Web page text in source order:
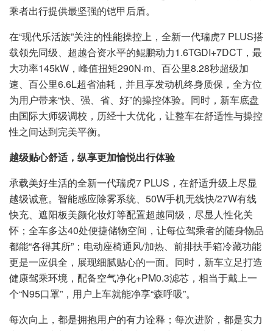
乘者出行提供最坚强的铠甲后盾。
在“现代乐活族”关注的性能操控上，全新一代瑞虎7 PLUS搭
载领先同级、超越合资水平的鲲鹏动力1.6TGDI+7DCT，最
大功率145kW，峰值扭矩290N·m、百公里8.28秒超级加
速、百公里6.6L超省油耗，并且享发动机终身质保，全方位
为用户带来“快、强、省、好”的操控体验。同时，新车底盘
由国际大师级调校，历经十大优化，让整车在舒适性与操控
性之间达到完美平衡。
越级贴心舒适，纵享更加愉悦出行体验
承载美好生活的全新一代瑞虎7 PLUS，在舒适升级上尽显
越级诚意。智能感应除雾系统、50W手机无线快/27W有线
快充、遮阳板美颜化妆灯等配置超越同级，尽显人性化关
怀；全车多达40处便捷储物空间，让每位驾乘者的随身物品
都能“各得其所”；电动座椅通风/加热、前排扶手箱冷藏功能
更是一应俱全，展现细腻贴心的一面。同时，新车立足打造
健康驾乘环境，配备空气净化+PM0.3滤芯，相当于戴上一
个“N95口罩”，用户上车就能净享“森呼吸”。
每次向上，都是拥抱用户的有力诠释；每次进阶，都是实力